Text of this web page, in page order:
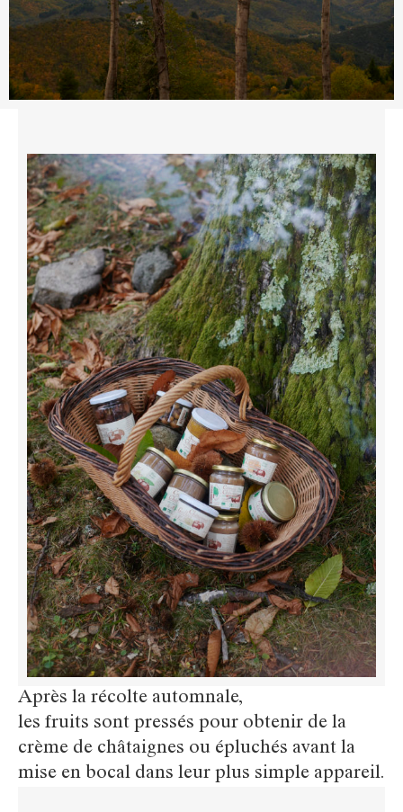
Après la récolte automnale,
les fruits sont pressés pour obtenir de la
crème de châtaignes ou épluchés avant la
mise en bocal dans leur plus simple appareil.